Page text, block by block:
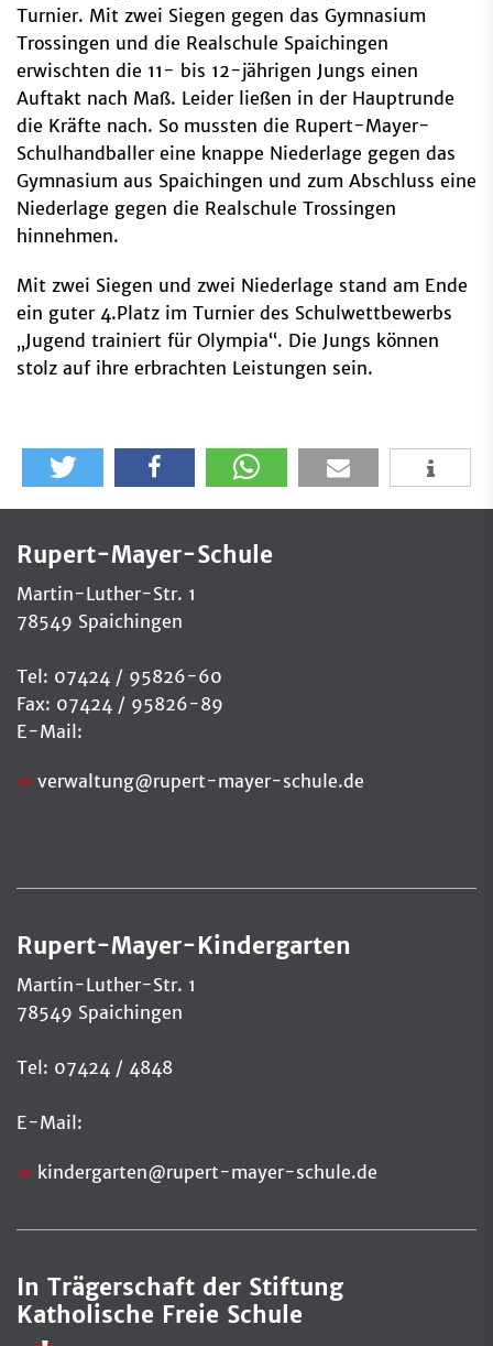
Turnier. Mit zwei Siegen gegen das Gymnasium
Trossingen und die Realschule Spaichingen
erwischten die 11- bis 12-jährigen Jungs einen
Auftakt nach Maß. Leider ließen in der Hauptrunde
die Kräfte nach. So mussten die Rupert-Mayer-
Schulhandballer eine knappe Niederlage gegen das
Gymnasium aus Spaichingen und zum Abschluss eine
Niederlage gegen die Realschule Trossingen
hinnehmen.
Mit zwei Siegen und zwei Niederlage stand am Ende
ein guter 4.Platz im Turnier des Schulwettbewerbs
„Jugend trainiert für Olympia“. Die Jungs können
stolz auf ihre erbrachten Leistungen sein.
Rupert-Mayer-Schule
Martin-Luther-Str. 1
78549 Spaichingen
Tel: 07424 / 95826-60
Fax: 07424 / 95826-89
E-Mail:
verwaltung@rupert-mayer-schule.de
Rupert-Mayer-Kindergarten
Martin-Luther-Str. 1
78549 Spaichingen
Tel: 07424 / 4848
E-Mail:
kindergarten@rupert-mayer-schule.de
In Trägerschaft der Stiftung
Katholische Freie Schule